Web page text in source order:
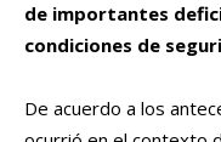
de importantes
condiciones de
De acuerdo a los